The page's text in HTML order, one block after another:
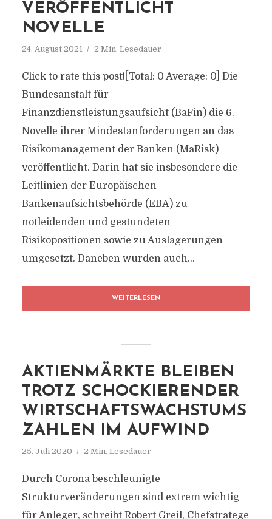
VERÖFFENTLICHT
NOVELLE
24. August 2021 2 Min. Lesedauer
Click to rate this post![Total: 0 Average: 0] Die
Bundesanstalt für
Finanzdienstleistungsaufsicht (BaFin) die 6.
Novelle ihrer Mindestanforderungen an das
Risikomanagement der Banken (MaRisk)
veröffentlicht. Darin hat sie insbesondere die
Leitlinien der Europäischen
Bankenaufsichtsbehörde (EBA) zu
notleidenden und gestundeten
Risikopositionen sowie zu Auslagerungen
umgesetzt. Daneben wurden auch...
WEITERLESEN
AKTIENMÄRKTE BLEIBEN
TROTZ SCHOCKIERENDER
WIRTSCHAFTSWACHSTUMS
ZAHLEN IM AUFWIND
25. Juli 2020 2 Min. Lesedauer
Durch Corona beschleunigte
Strukturveränderungen sind extrem wichtig
für Anleger, schreibt Robert Greil, Chefstratege